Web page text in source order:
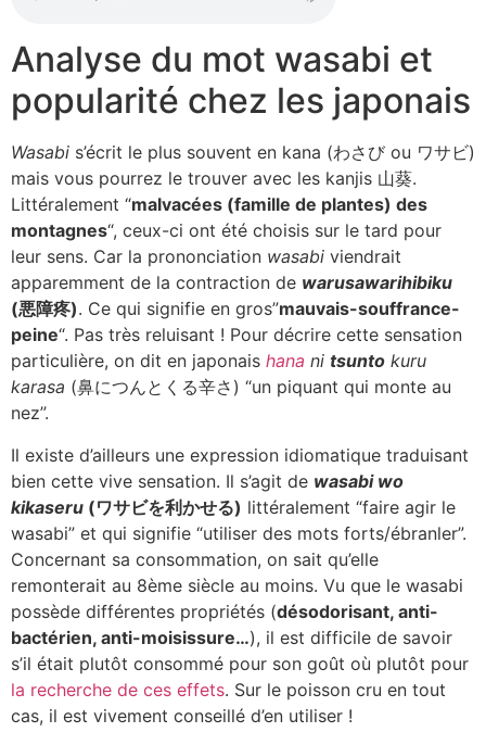
Analyse du mot wasabi et
popularité chez les japonais
Wasabi s’écrit le plus souvent en kana (わさび ou ワサビ)
mais vous pourrez le trouver avec les kanjis 山葵.
Littéralement “malvacées (famille de plantes) des
montagnes“, ceux-ci ont été choisis sur le tard pour
leur sens. Car la prononciation wasabi viendrait
apparemment de la contraction de warusawarihibiku
(悪障疼). Ce qui signifie en gros”mauvais-souffrance-
peine“. Pas très reluisant ! Pour décrire cette sensation
particulière, on dit en japonais hana ni tsunto kuru
karasa (鼻につんとくる辛さ) “un piquant qui monte au
nez”.
Il existe d’ailleurs une expression idiomatique traduisant
bien cette vive sensation. Il s’agit de wasabi wo
kikaseru (ワサビを利かせる) littéralement “faire agir le
wasabi” et qui signifie “utiliser des mots forts/ébranler”.
Concernant sa consommation, on sait qu’elle
remonterait au 8ème siècle au moins. Vu que le wasabi
possède différentes propriétés (désodorisant, anti-
bactérien, anti-moisissure…), il est difficile de savoir
s’il était plutôt consommé pour son goût où plutôt pour
la recherche de ces effets. Sur le poisson cru en tout
cas, il est vivement conseillé d’en utiliser !